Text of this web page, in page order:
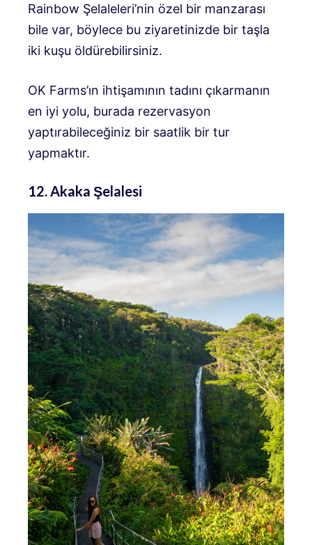
Rainbow Şelaleleri’nin özel bir manzarası
bile var, böylece bu ziyaretinizde bir taşla
iki kuşu öldürebilirsiniz.
OK Farms’ın ihtişamının tadını çıkarmanın
en iyi yolu, burada rezervasyon
yaptırabileceğiniz bir saatlik bir tur
yapmaktır.
12. Akaka Şelalesi